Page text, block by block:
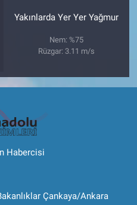
Yakınlarda Yer Yer Yağmur
Nem: %75
Rüzgar: 3.11 m/s
Habercisi
Çankaya/Ankara